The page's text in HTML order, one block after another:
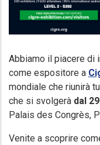
Abbiamo il piacere di
come espositore a
mondiale che riunirà
che si svolgerà dal
Palais des Congrès,
Venite a scoprire